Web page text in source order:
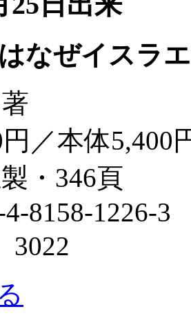
なぜイスラ
／本体5,400
・346頁
8158-1226-3